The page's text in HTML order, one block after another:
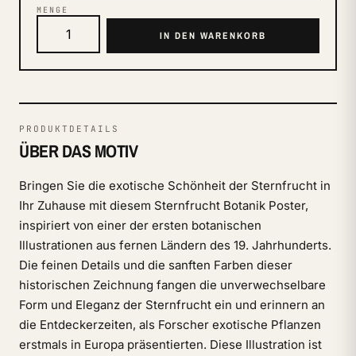
MENGE
IN DEN WARENKORB
PRODUKTDETAILS
ÜBER DAS MOTIV
Bringen Sie die exotische Schönheit der Sternfrucht in
Ihr Zuhause mit diesem Sternfrucht Botanik Poster,
inspiriert von einer der ersten botanischen
Illustrationen aus fernen Ländern des 19. Jahrhunderts.
Die feinen Details und die sanften Farben dieser
historischen Zeichnung fangen die unverwechselbare
Form und Eleganz der Sternfrucht ein und erinnern an
die Entdeckerzeiten, als Forscher exotische Pflanzen
erstmals in Europa präsentierten. Diese Illustration ist